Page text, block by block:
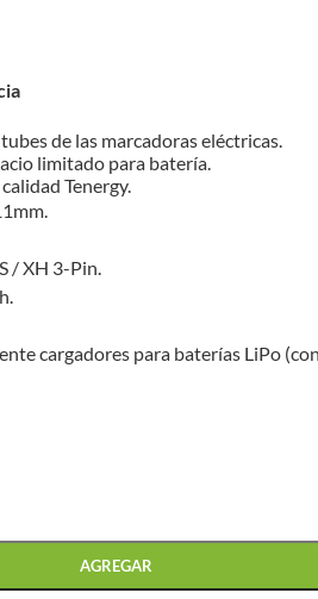
de las marcadoras eléctricas.
limitado para batería.
Tenergy.
/ XH 3-Pin.
cargadores para baterías LiPo
AGREGAR